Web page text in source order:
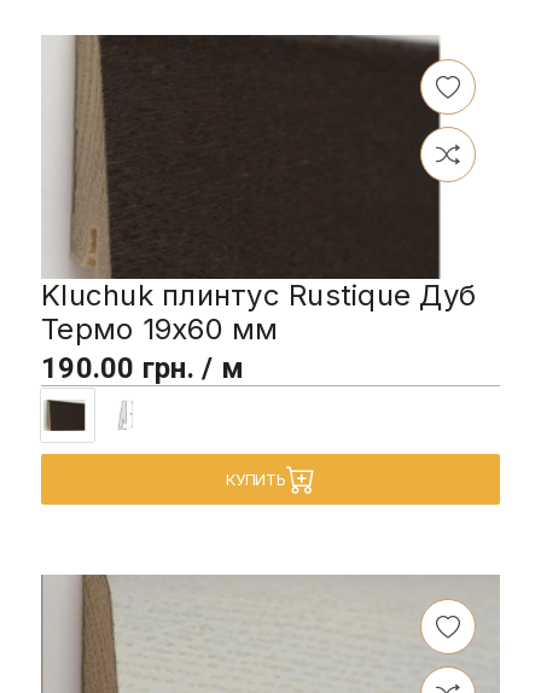
Kluchuk плинтус Rustique Дуб
Термо 19х60 мм
190.00 грн. / м
КУПИТЬ